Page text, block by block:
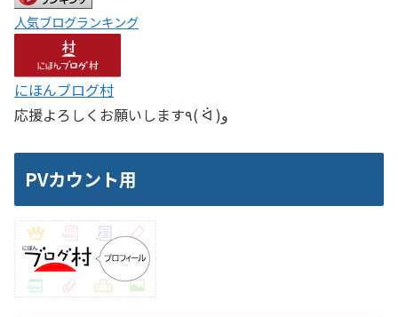
人気ブログランキング
にほんブログ村
応援よろしくお願いします٩( ᐛ )و
PVカウント用